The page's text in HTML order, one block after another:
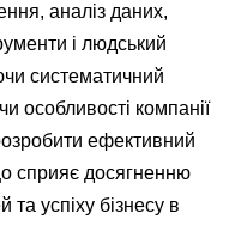
аналіз даних,
і людський
систематичний
особливості компанії
ефективний
сприяє досягненню
та успіху бізнесу в